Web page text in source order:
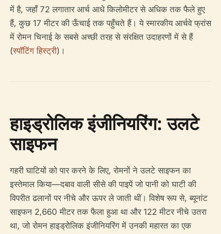
में है, जहाँ 72 लगातार आर्च आधे किलोमीटर से अधिक तक फैले हुए
हैं, कुछ 17 मीटर की ऊँचाई तक पहुँचते हैं। ये स्मारकीय आर्चवे फ्रांस
में रोमन चिनाई के सबसे अच्छी तरह से संरक्षित उदाहरणों में से हैं
(स्पॉटिंग हिस्ट्री)।
हाइड्रोलिक इंजीनियरिंग: उलटे
साइफन
गहरी घाटियों को पार करने के लिए, रोमनों ने उलटे साइफन का
इस्तेमाल किया—दबाव वाली सीसे की पाइपें जो पानी को घाटी की
विपरीत ढलानों पर नीचे और ऊपर ले जाती थीं। विशेष रूप से, ब्यूनांट
साइफन 2,660 मीटर तक फैला हुआ था और 122 मीटर नीचे उतरा
था, जो रोमन हाइड्रोलिक इंजीनियरिंग में उनकी महारत का एक